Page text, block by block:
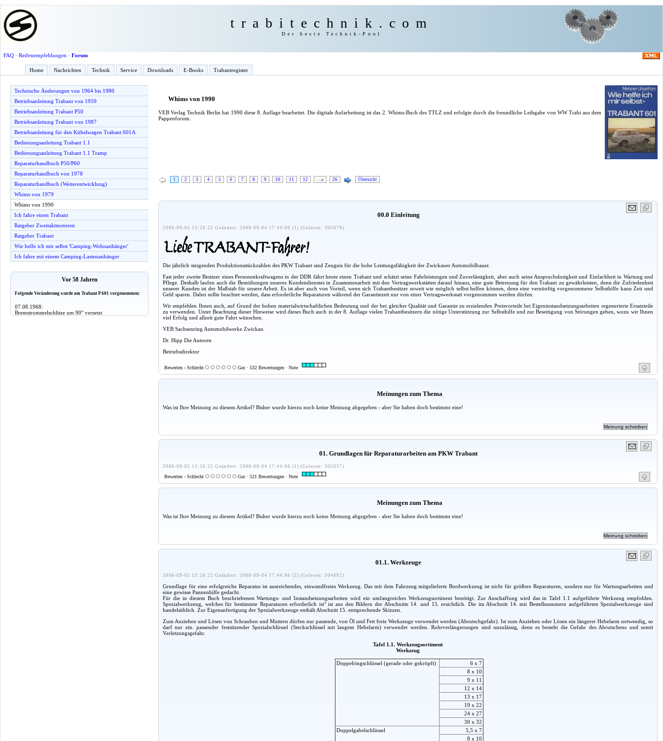
trabitechnik.com
Der beste Technik-Pool
FAQ· Reifenempfehlungen · Forum
Home Nachrichten Technik Service Downloads E-Books Trabantregister
Technische Änderungen von 1964 bis 1980
Betriebsanleitung Trabant von 1959
Betriebsanleitung Trabant P50
Betriebsanleitung Trabant von 1987
Betriebsanleitung für den Kübelwagen Trabant 601A
Bedienungsanleitung Trabant 1.1
Bedienungsanleitung Trabant 1.1 Tramp
Reparaturhandbuch P50/P60
Reparaturhandbuch von 1978
Reparaturhandbuch (Weiterentwicklung)
Whims von 1979
Whims von 1990
Ich fahre einen Trabant
Ratgeber Zweitaktmotoren
Ratgeber Trabant
Wie helfe ich mir selbst 'Camping-Wohnanhänger'
Ich fahre mit einem Camping-Lastenanhänger
Vor 58 Jahren
Folgende Veränderung wurde am Trabant P 601 vorgenommen:
07.08.1968:
Bremstrommelschlitze um 90° versetzt
Whims von 1990
VEB Verlag Technik Berlin hat 1990 diese 8. Auflage bearbeitet. Die digitale Aufarbeitung ist das 2. Whims-Buch des TTLZ und erfolgte durch die freundliche Leihgabe von WW Trabi aus dem
Pappenforum.
1 2 3 4 5 6 7 8 9 10 11 12 … 26 Übersicht
00.0 Einleitung
2006-09-05 13:26:22 Geändert: 2008-09-04 17:44:06 (1) (Gelesen: 305070)
Die jährlich steigenden Produktionsstückzahlen des PKW Trabant sind Zeugnis für die hohe Leistungsfähigkeit der Zwickauer Automobilbauer.
Fast jeder zweite Besitzer eines Personenkraftwagens in der DDR fährt heute einen Trabant und schätzt seine Fahrleistungen und Zuverlässigkeit, aber auch seine Anspruchslosigkeit und Einfachheit in Wartung und
Pflege. Deshalb laufen auch die Bemühungen unseres Kundendienstes in Zusammenarbeit mit den Vertragswerkstätten darauf hinaus, eine gute Betreuung für den Trabant zu gewährleisten, denn die Zufriedenheit
unserer Kunden ist der Maßstab für unsere Arbeit. Es ist aber auch von Vorteil, wenn sich Trabantbesitzer soweit wie möglich selbst helfen können, denn eine vernünftig vorgenommene Selbsthilfe kann Zeit und
Geld sparen. Dabei sollte beachtet werden, dass erforderliche Reparaturen während der Garantiezeit nur von einer Vertragswerkstatt vorgenommen werden dürfen.
Wir empfehlen Ihnen auch, auf Grund der hohen materialwirtschaftlichen Bedeutung und der bei gleicher Qualität und Garantie zu erzielenden Preisvorteile bei Eigeninstandsetzungsarbeiten regenerierte Ersatzteile
zu verwenden. Unter Beachtung dieser Hinweise wird dieses Buch auch in der 8. Auflage vielen Trabantbesitzern die nötige Unterstützung zur Selbsthilfe und zur Beseitigung von Störungen geben, wozu wir Ihnen
viel Erfolg und allzeit gute Fahrt wünschen.
VEB Sachsenring Automobilwerke Zwickau
Dr. Hipp Die Autoren
Betriebsdirektor
Bewerten - Schlecht Gut · 532 Bewertungen · Note
Meinungen zum Thema
Was ist Ihre Meinung zu diesem Artikel? Bisher wurde hierzu noch keine Meinung abgegeben - aber Sie haben doch bestimmt eine!
01. Grundlagen für Reparaturarbeiten am PKW Trabant
2006-09-05 13:26:22 Geändert: 2008-09-04 17:44:06 (1) (Gelesen: 305037)
Bewerten - Schlecht Gut · 521 Bewertungen · Note
Meinungen zum Thema
Was ist Ihre Meinung zu diesem Artikel? Bisher wurde hierzu noch keine Meinung abgegeben - aber Sie haben doch bestimmt eine!
01.1. Werkzeuge
2006-09-05 13:26:22 Geändert: 2008-09-04 17:44:06 (2) (Gelesen: 304892)
Grundlage für eine erfolgreiche Reparatur ist ausreichendes, einwandfreies Werkzeug. Das mit dem Fahrzeug mitgelieferte Bordwerkzeug ist nicht für größere Reparaturen, sondern nur für Wartungsarbeiten und
eine gewisse Pannenhilfe gedacht.
Für die in diesem Buch beschriebenen Wartungs- und Instandsetzungsarbeiten wird ein umfangreiches Werkzeugsortiment benötigt. Zur Anschaffung wird das in Tafel 1.1 aufgeführte Werkzeug empfohlen.
Spezialwerkzeug, welches für bestimmte Reparaturen erforderlich ist" ist aus den Bildern der Abschnitte 14. und 15. ersichtlich. Die im Abschnitt 14. mit Bestellnummern aufgeführten Spezialwerkzeuge sind
handelsüblich. Zur Eigenanfertigung der Spezialwerkzeuge enthält Abschnitt 15. entsprechende Skizzen.
Zum Anziehen und Lösen von Schrauben und Muttern dürfen nur passende, von Öl und Fett freie Werkzeuge verwendet werden (Abrutschgefahr). Ist zum Anziehen oder Lösen ein längerer Hebelarm notwendig, so
darf nur ein. passender festsitzender Spezialschlüssel (Steckschlüssel mit langem Hebelarm) verwendet werden. Rohrverlängerungen sind unzulässig, denn es besteht die Gefahr des Abrutschens und somit
Verletzungsgefahr.
Tafel 1.1. Werkzeugsortiment
Werkzeug
Doppelringschlüssel (gerade oder gekröpft)
6 x 7
8 x 10
9 x 11
12 x 14
13 x 17
19 x 22
24 x 27
30 x 32
Doppelgabelschlüssel
5,5 x 7
8 x 10